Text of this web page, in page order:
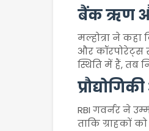
बैंक ऋण
मल्होत्रा ने कहा
और
स्थिति में हैं, तब
RBI गवर्नर ने
ताकि ग्राहकों